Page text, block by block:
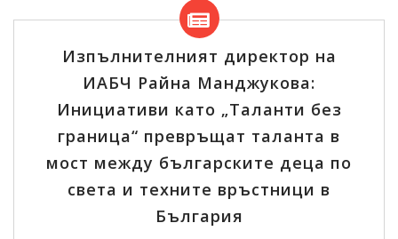
Изпълнителният директор на
ИАБЧ Райна Манджукова:
Инициативи като „Таланти без
граница“ превръщат таланта в
мост между българските деца по
света и техните връстници в
България